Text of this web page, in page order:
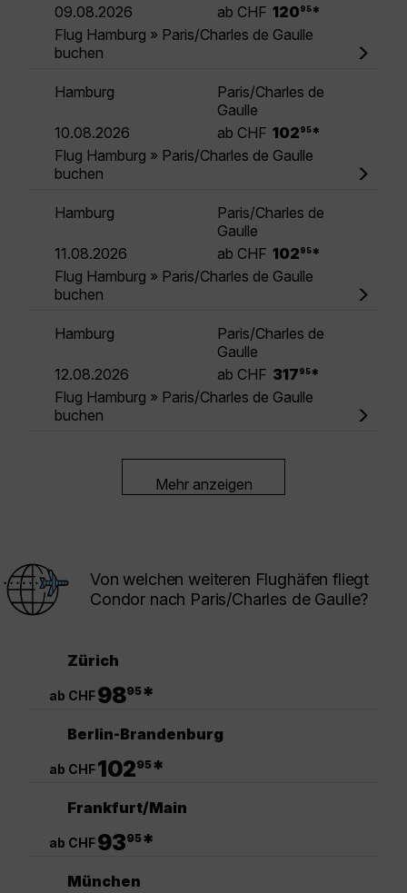
09.08.2026
ab CHF 120 95 *
Flug Hamburg » Paris/Charles de Gaulle
buchen
Hamburg
Paris/Charles de
Gaulle
10.08.2026
ab CHF 102 95 *
Flug Hamburg » Paris/Charles de Gaulle
buchen
Hamburg
Paris/Charles de
Gaulle
11.08.2026
ab CHF 102 95 *
Flug Hamburg » Paris/Charles de Gaulle
buchen
Hamburg
Paris/Charles de
Gaulle
12.08.2026
ab CHF 317 95 *
Flug Hamburg » Paris/Charles de Gaulle
buchen
Mehr anzeigen
Von welchen weiteren Flughäfen fliegt
Condor nach Paris/Charles de Gaulle?
Zürich
ab CHF9895*
Berlin-Brandenburg
ab CHF10295*
Frankfurt/Main
ab CHF9395*
München